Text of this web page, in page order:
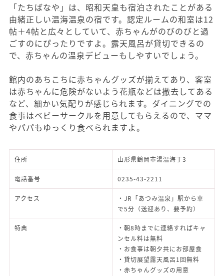
「たちばなや」は、昭和天皇も宿泊されたことがある
由緒正しい温海温泉の宿です。認定ルームの和室は12
帖＋4帖と広々としていて、赤ちゃんがのびのびと過
ごすのにぴったりですよ。露天風呂が貸切できるの
で、赤ちゃんの温泉デビューもしやすいでしょう。
館内のあちこちに赤ちゃんグッズが揃えてあり、客室
は赤ちゃんに危険がないよう花瓶などは撤去してある
など、細かい気配りが感じられます。ダイニングでの
食事はベビーサークルを用意してもらえるので、ママ
やパパもゆっくり食べられますよ。
住所 山形県鶴岡市湯温海丁3
電話番号 0235-43-2211
アクセス
・JR「あつみ温泉」駅から車
で5分（送迎あり、要予約）
特典
・朝8時までに連絡すればキャ
ンセル料は無料
・お食事は朝夕共にお部屋食
・貸切展望露天風呂1回無料
・赤ちゃんグッズの用意